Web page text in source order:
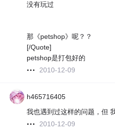
没有玩过
那《petshop》呢？？
[/Quote]
petshop是打包好的
2010-12-09
h465716405
我也遇到过这样的问题，但
2010-12-09